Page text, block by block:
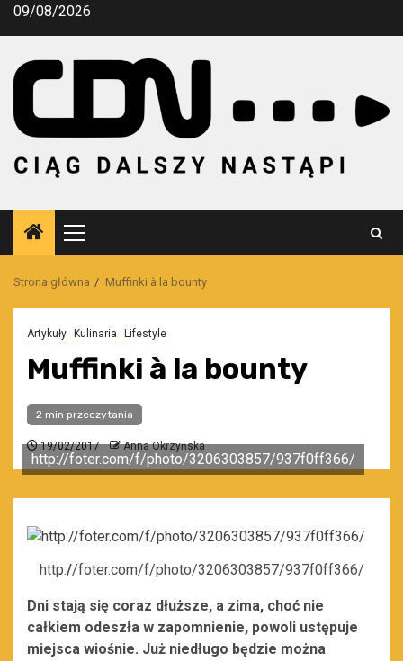
Przejdź
09/08/2026
Menu
główne
Strona główna Muffinki à la bounty
Artykuły Kulinaria Lifestyle
Muffinki à la bounty
2 min przeczytania
19/02/2017 Anna Okrzyńska
http://foter.com/f/photo/3206303857/937f0ff366/
http://foter.com/f/photo/3206303857/937f0ff366/
Dni stają się coraz dłuższe, a zima, choć nie
całkiem odeszła w zapomnienie, powoli ustępuje
miejsca wiośnie. Już niedługo będzie można